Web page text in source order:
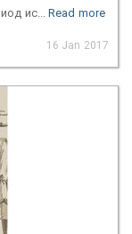
ис...Read more
16 Jan 2017